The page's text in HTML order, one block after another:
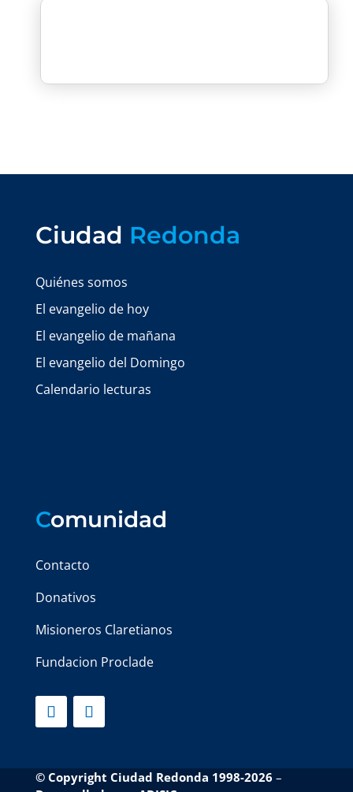
Ciudad Redonda
Quiénes somos
El evangelio de hoy
El evangelio de mañana
El evangelio del Domingo
Calendario lecturas
Comunidad
Contacto
Donativos
Misioneros Claretianos
Fundacion Proclade
© Copyright Ciudad Redonda 1998-2026 –